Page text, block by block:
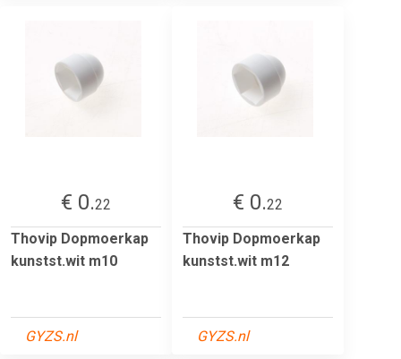
€ 0.22
Thovip Dopmoerkap
kunstst.wit m10
GYZS.nl
€ 0.22
Thovip Dopmoerkap
kunstst.wit m12
GYZS.nl